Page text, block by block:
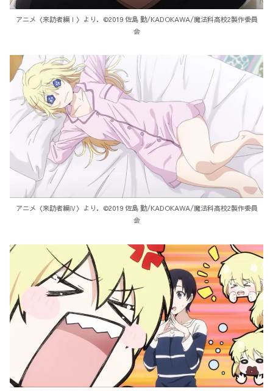
アニメ〈来訪者編Ⅰ〉より．©2019 佐島 勤/KADOKAWA/魔法科高校2製作委員
会
アニメ〈来訪者編Ⅳ〉より．©2019 佐島 勤/KADOKAWA/魔法科高校2製作委員
会